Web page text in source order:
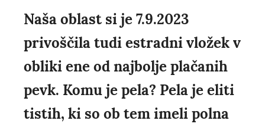
Naša oblast si je 7.9.2023
privoščila tudi estradni vložek v
obliki ene od najbolje plačanih
pevk. Komu je pela? Pela je eliti
tistih, ki so ob tem imeli polna